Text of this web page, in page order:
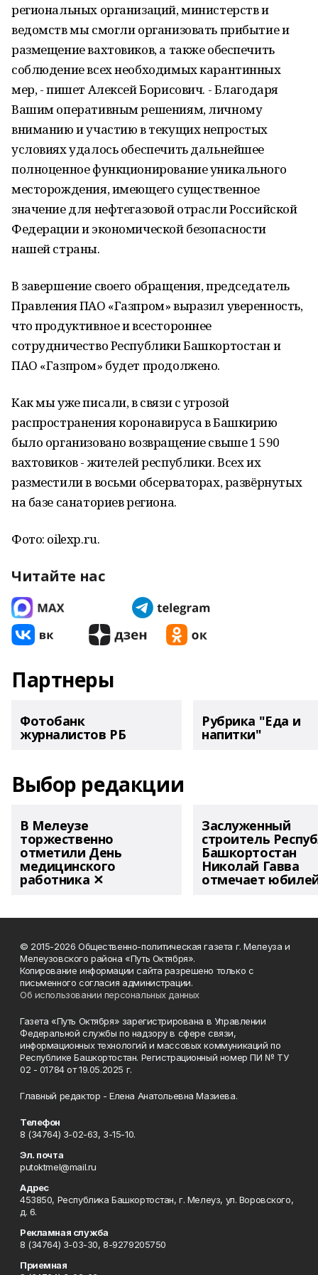
региональных организаций, министерств и
ведомств мы смогли организовать прибытие и
размещение вахтовиков, а также обеспечить
соблюдение всех необходимых карантинных
мер, - пишет Алексей Борисович. - Благодаря
Вашим оперативным решениям, личному
вниманию и участию в текущих непростых
условиях удалось обеспечить дальнейшее
полноценное функционирование уникального
месторождения, имеющего существенное
значение для нефтегазовой отрасли Российской
Федерации и экономической безопасности
нашей страны.
В завершение своего обращения, председатель
Правления ПАО «Газпром» выразил уверенность,
что продуктивное и всестороннее
сотрудничество Республики Башкортостан и
ПАО «Газпром» будет продолжено.
Как мы уже писали, в связи с угрозой
распространения коронавируса в Башкирию
было организовано возвращение свыше 1 590
вахтовиков - жителей республики. Всех их
разместили в восьми обсерваторах, развёрнутых
на базе санаториев региона.
Фото: oilexp.ru.
Читайте нас
Партнеры
Фотобанк
журналистов РБ
Рубрика "Еда и
напитки"
Выбор редакции
В Мелеузе
торжественно
отметили День
медицинского
работника ✕
Заслуженный
строитель
Башкортостан
Николай Гавва
отмечает
© 2015-2026 Общественно-политическая газета г. Мелеуза и
Мелеузовского района «Путь Октября».
Копирование информации сайта разрешено только с
письменного согласия администрации.
Об использовании персональных данных
Газета «Путь Октября» зарегистрирована в Управлении
Федеральной службы по надзору в сфере связи,
информационных технологий и массовых коммуникаций по
Республике Башкортостан. Регистрационный номер ПИ № ТУ
02 - 01784 от 19.05.2025 г.
Главный редактор - Елена Анатольевна Мазиева.
Телефон
8 (34764) 3-02-63, 3-15-10.
Эл. почта
putoktmel@mail.ru
Адрес
453850, Республика Башкортостан, г. Мелеуз, ул. Воровского,
д. 6.
Рекламная служба
8 (34764) 3-03-30, 8-9279205750
Приемная